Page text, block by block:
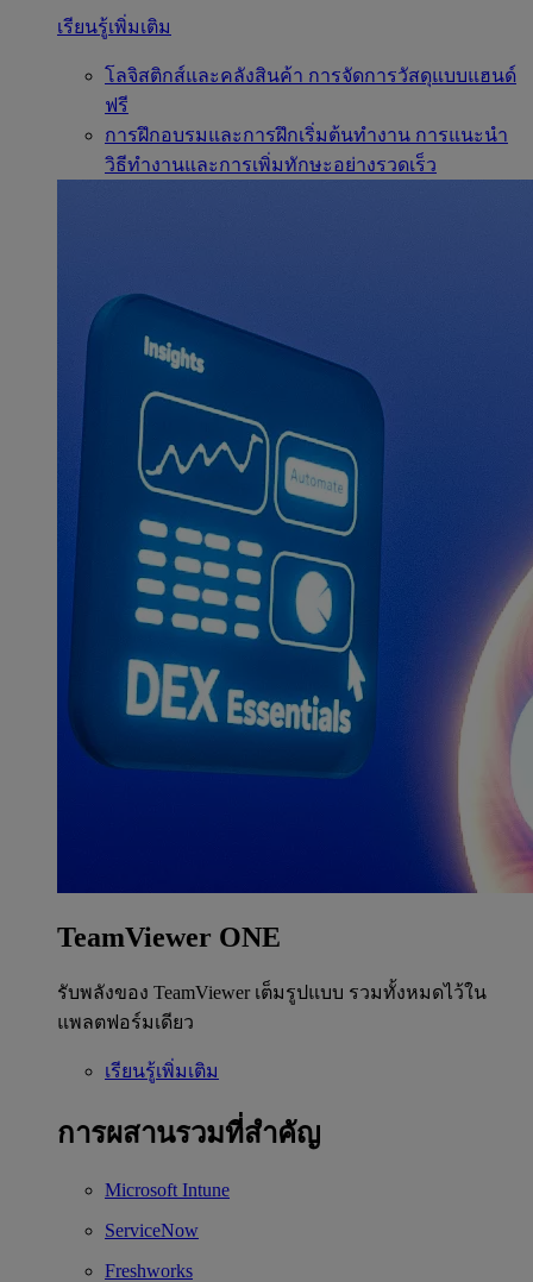
เรียนรู้เพิ่มเติม
โลจิสติกส์และคลังสินค้า การจัดการวัสดุแบบแฮนด์
ฟรี
การฝึกอบรมและการฝึกเริ่มต้นทำงาน การแนะนำ
วิธีทำงานและการเพิ่มทักษะอย่างรวดเร็ว
TeamViewer ONE
รับพลังของ TeamViewer เต็มรูปแบบ รวมทั้งหมดไว้ใน
แพลตฟอร์มเดียว
เรียนรู้เพิ่มเติม
การผสานรวมที่สำคัญ
Microsoft Intune
ServiceNow
Freshworks